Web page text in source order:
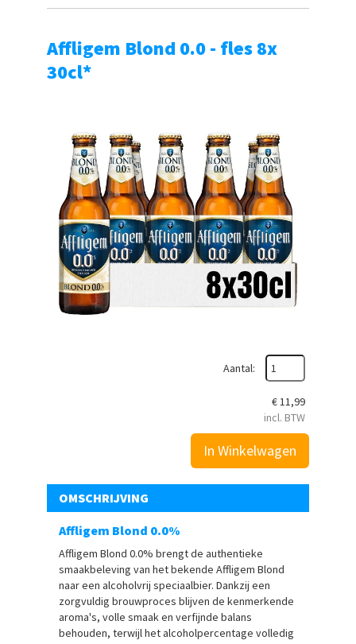
Affligem Blond 0.0 - fles 8x
30cl*
Aantal:
€11,99
incl. BTW
In Winkelwagen
OMSCHRIJVING
Affligem Blond 0.0%
Affligem Blond 0.0% brengt de authentieke
smaakbeleving van het bekende Affligem Blond
naar een alcoholvrij speciaalbier. Dankzij een
zorgvuldig brouwproces blijven de kenmerkende
aroma's, volle smaak en verfijnde balans
behouden, terwijl het alcoholpercentage volledig